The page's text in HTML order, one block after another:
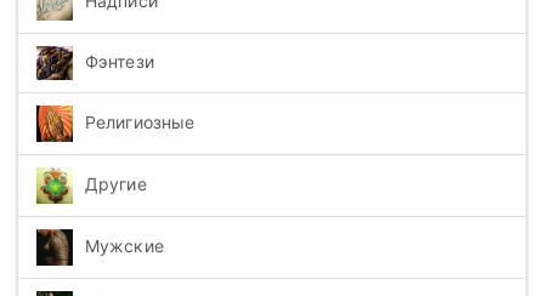
Фэнтези
Религиозные
Другие
Мужские